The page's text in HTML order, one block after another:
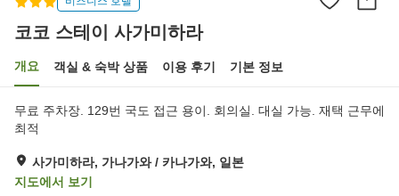
코코 스테이 사가미하라
개요 객실 & 숙박 상품 이용 후기 기본 정보
무료 주차장. 129번 국도 접근 용이. 회의실. 대실 가능. 재택 근무에
최적
사가미하라, 가나가와 / 카나가와, 일본
지도에서 보기